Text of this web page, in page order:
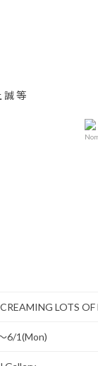
誠 等
LOTS OF
6/1(Mon)